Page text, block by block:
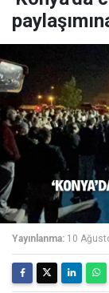
Yayınlanma: 10